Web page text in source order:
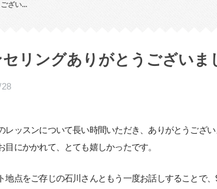
ざい...
リングありがとうございま
レッスンについて長い時間いただき、ありがとうござい
目にかかれて、とても嬉しかったです。
地点をご存じの石川さんともう一度お話しすることで